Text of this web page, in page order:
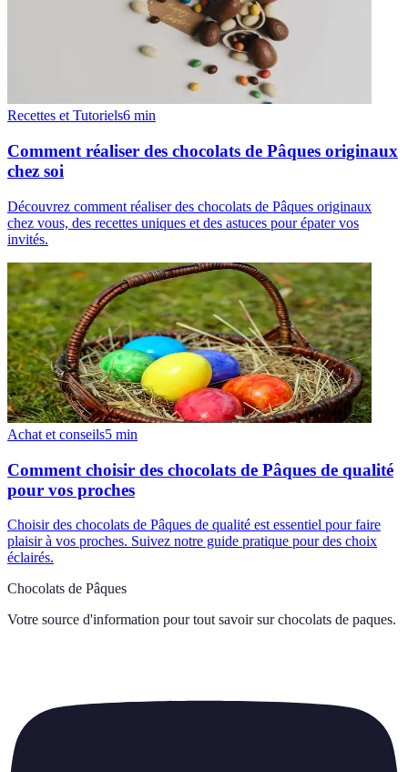
Recettes et Tutoriels6 min
Comment réaliser des chocolats de Pâques originaux
chez soi
Découvrez comment réaliser des chocolats de Pâques originaux
chez vous, des recettes uniques et des astuces pour épater vos
invités.
Achat et conseils5 min
Comment choisir des chocolats de Pâques de qualité
pour vos proches
Choisir des chocolats de Pâques de qualité est essentiel pour faire
plaisir à vos proches. Suivez notre guide pratique pour des choix
éclairés.
Chocolats de Pâques
Votre source d'information pour tout savoir sur chocolats de paques.